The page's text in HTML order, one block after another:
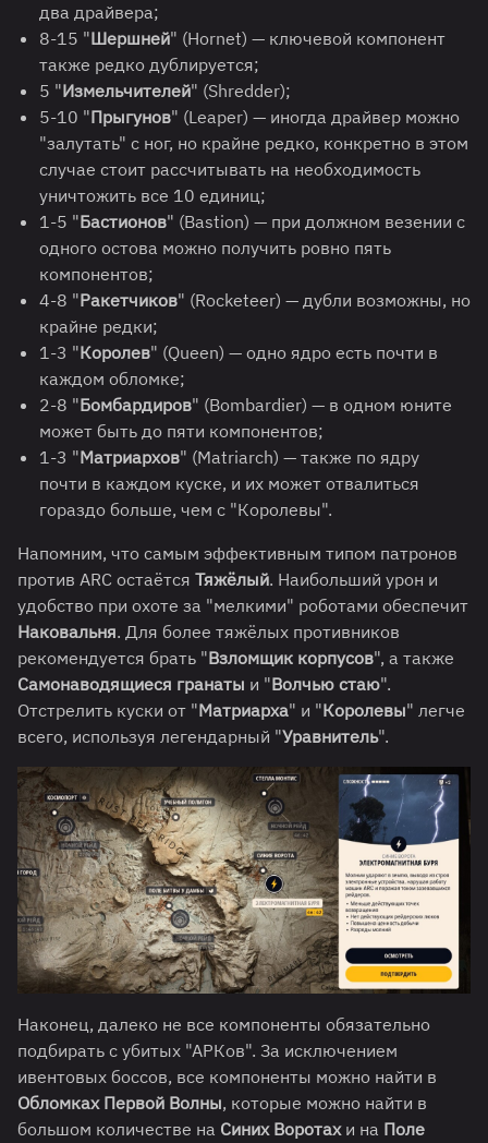
два драйвера;
8-15 "Шершней" (Hornet) — ключевой компонент
также редко дублируется;
5 "Измельчителей" (Shredder);
5-10 "Прыгунов" (Leaper) — иногда драйвер можно
"залутать" с ног, но крайне редко, конкретно в этом
случае стоит рассчитывать на необходимость
уничтожить все 10 единиц;
1-5 "Бастионов" (Bastion) — при должном везении с
одного остова можно получить ровно пять
компонентов;
4-8 "Ракетчиков" (Rocketeer) — дубли возможны, но
крайне редки;
1-3 "Королев" (Queen) — одно ядро есть почти в
каждом обломке;
2-8 "Бомбардиров" (Bombardier) — в одном юните
может быть до пяти компонентов;
1-3 "Матриархов" (Matriarch) — также по ядру
почти в каждом куске, и их может отвалиться
гораздо больше, чем с "Королевы".
Напомним, что самым эффективным типом патронов
против ARC остаётся Тяжёлый. Наибольший урон и
удобство при охоте за "мелкими" роботами обеспечит
Наковальня. Для более тяжёлых противников
рекомендуется брать "Взломщик корпусов", а также
Самонаводящиеся гранаты и "Волчью стаю".
Отстрелить куски от "Матриарха" и "Королевы" легче
всего, используя легендарный "Уравнитель".
Наконец, далеко не все компоненты обязательно
подбирать с убитых "АРКов". За исключением
ивентовых боссов, все компоненты можно найти в
Обломках Первой Волны, которые можно найти в
большом количестве на Синих Воротахи на Поле